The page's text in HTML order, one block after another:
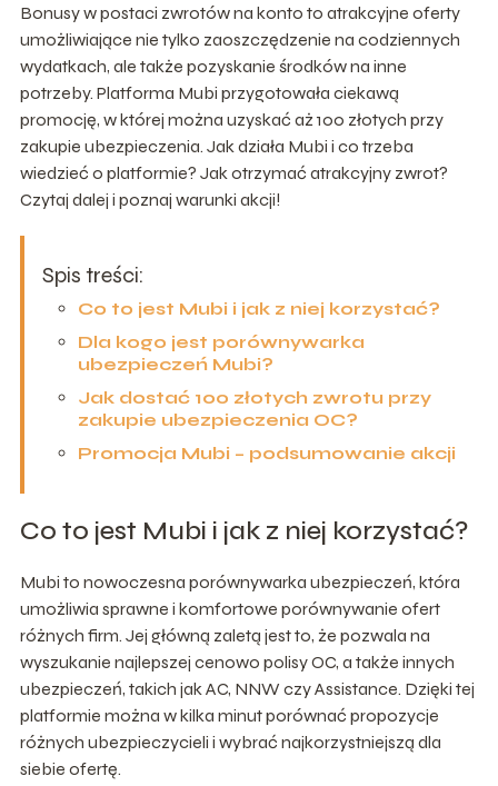
Bonusy w postaci zwrotów na konto to atrakcyjne oferty
umożliwiające nie tylko zaoszczędzenie na codziennych
wydatkach, ale także pozyskanie środków na inne
potrzeby. Platforma Mubi przygotowała ciekawą
promocję, w której można uzyskać aż 100 złotych przy
zakupie ubezpieczenia. Jak działa Mubi i co trzeba
wiedzieć o platformie? Jak otrzymać atrakcyjny zwrot?
Czytaj dalej i poznaj warunki akcji!
Spis treści:
Co to jest Mubi i jak z niej korzystać?
Dla kogo jest porównywarka
ubezpieczeń Mubi?
Jak dostać 100 złotych zwrotu przy
zakupie ubezpieczenia OC?
Promocja Mubi – podsumowanie akcji
Co to jest Mubi i jak z niej korzystać?
Mubi to nowoczesna porównywarka ubezpieczeń, która
umożliwia sprawne i komfortowe porównywanie ofert
różnych firm. Jej główną zaletą jest to, że pozwala na
wyszukanie najlepszej cenowo polisy OC, a także innych
ubezpieczeń, takich jak AC, NNW czy Assistance. Dzięki tej
platformie można w kilka minut porównać propozycje
różnych ubezpieczycieli i wybrać najkorzystniejszą dla
siebie ofertę.